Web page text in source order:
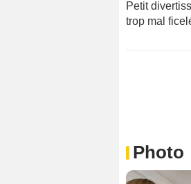
Petit
trop mal
Photo